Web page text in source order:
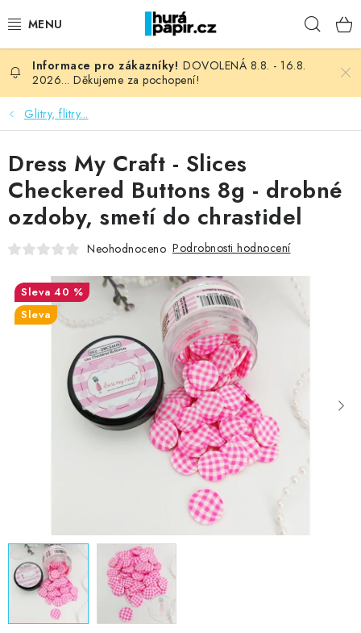
na
NOVINKY
HURÁ DÍLNA
VŠECHNO ZBOŽÍ
KNIHAŘSKÝ MATERIÁL
OBLÍBENÉ ♥️
FOTORECENZE
MOJE OBJEDNÁVKA
Moje objednávka
Oblíbené ♥️
Obchodní podmínky
Ověřování recenzí
DOVOLENÁ 8.8. - 16.8.
2026... Děkujeme za pochopení!
Glitry, flitry...
Dress My Craft - Slices
Checkered Buttons 8g - drobné
ozdoby, smetí do chrastidel
Neohodnoceno Podrobnosti hodnocení
40 %
Sleva